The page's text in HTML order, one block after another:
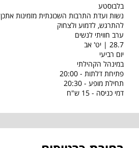
בלבוסטע
נשות ועדת התרבות השכונתית מזמינות אתכן
להתרגש, לדמוע ולצחוק
ערב חוויתי לנשים
28.7 | יט' אב
יום רביעי
במינהל הקהילתי
פתיחת דלתות - 20:00
תחילת מופע - 20:30
דמי כניסה - 15 ש"ח